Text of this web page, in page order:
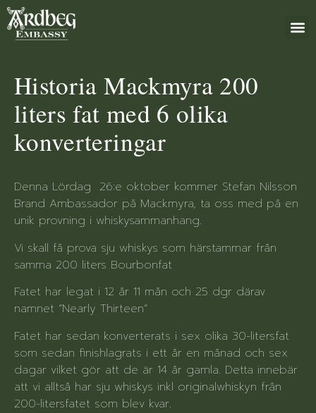
Historia Mackmyra 200
liters fat med 6 olika
konverteringar
Denna Lördag 26:e oktober kommer Stefan Nilsson
Brand Ambassador på Mackmyra, ta oss med på en
unik provning i whiskysammanhang.
Vi skall få prova sju whiskys som härstammar från
samma 200 liters Bourbonfat
Fatet har legat i 12 år 11 mån och 25 dgr därav
namnet ”Nearly Thirteen”
Fatet har sedan konverterats i sex olika 30-litersfat
som sedan finishlagrats i ett år en månad och sex
dagar vilket gör att de är 14 år gamla. Detta innebär
att vi alltså har sju whiskys inkl originalwhiskyn från
200-litersfatet som blev kvar.